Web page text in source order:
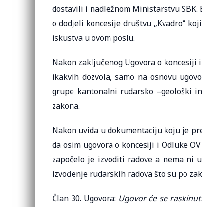
dostavili i nadležnom Ministarstvu SBK.
o dodjeli koncesije društvu „Kvadro“
iskustva u ovom poslu.
Nakon zaključenog Ugovora o koncesiji
ikakvih dozvola, samo na osnovu
grupe kantonalni rudarsko –geološki
zakona.
Nakon uvida u dokumentaciju koju je
da osim ugovora o koncesiji i Odluke
započelo je izvoditi radove a nema ni
izvođenje rudarskih radova što su po
Član 30. Ugovora: Ugovor će se